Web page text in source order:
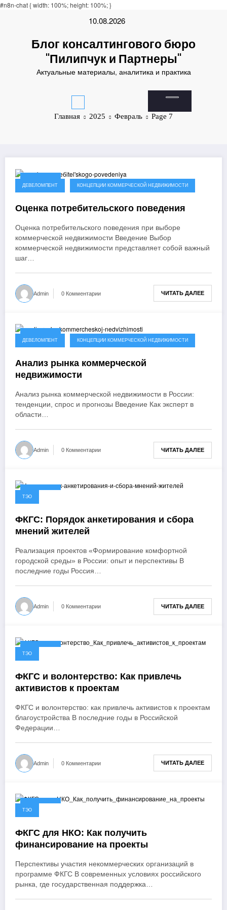
deneme bonusuPadişahbet
#n8n-chat { width: 100%; height: 100%; }
10.08.2026
Блог консалтингового бюро
"Пилипчук и Партнеры"
Актуальные материалы, аналитика и практика
Главная 2025 Февраль Page 7
ДЕВЕЛОМПЕНТ КОНЦЕПЦИИ КОММЕРЧЕСКОЙ НЕДВИЖИМОСТИ
Оценка потребительского поведения
Оценка потребительского поведения при выборе
коммерческой недвижимости Введение Выбор
коммерческой недвижимости представляет собой важный
шаг…
Admin 0 Комментарии ЧИТАТЬ ДАЛЕЕ
ДЕВЕЛОМПЕНТ КОНЦЕПЦИИ КОММЕРЧЕСКОЙ НЕДВИЖИМОСТИ
Анализ рынка коммерческой
недвижимости
Анализ рынка коммерческой недвижимости в России:
тенденции, спрос и прогнозы Введение Как эксперт в
области…
Admin 0 Комментарии ЧИТАТЬ ДАЛЕЕ
ТЭО
ФКГС: Порядок анкетирования и сбора
мнений жителей
Реализация проектов «Формирование комфортной
городской среды» в России: опыт и перспективы В
последние годы Россия…
Admin 0 Комментарии ЧИТАТЬ ДАЛЕЕ
ТЭО
ФКГС и волонтерство: Как привлечь
активистов к проектам
ФКГС и волонтерство: как привлечь активистов к проектам
благоустройства В последние годы в Российской
Федерации…
Admin 0 Комментарии ЧИТАТЬ ДАЛЕЕ
ТЭО
ФКГС для НКО: Как получить
финансирование на проекты
Перспективы участия некоммерческих организаций в
программе ФКГС В современных условиях российского
рынка, где государственная поддержка…